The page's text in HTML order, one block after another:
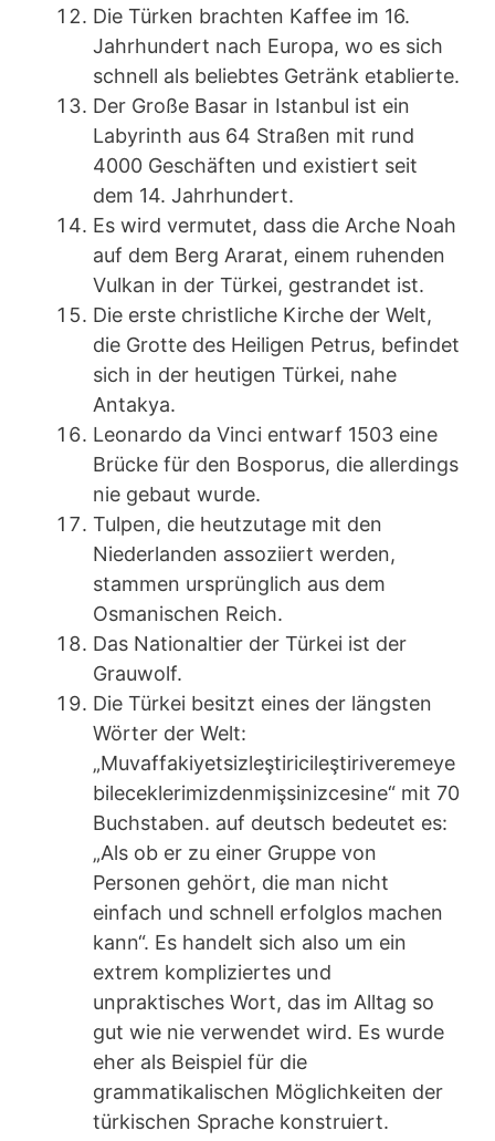
Die Türken brachten Kaffee im 16.
Jahrhundert nach Europa, wo es sich
schnell als beliebtes Getränk etablierte.
Der Große Basar in Istanbul ist ein
Labyrinth aus 64 Straßen mit rund
4000 Geschäften und existiert seit
dem 14. Jahrhundert.
Es wird vermutet, dass die Arche Noah
auf dem Berg Ararat, einem ruhenden
Vulkan in der Türkei, gestrandet ist.
Die erste christliche Kirche der Welt,
die Grotte des Heiligen Petrus, befindet
sich in der heutigen Türkei, nahe
Antakya.
Leonardo da Vinci entwarf 1503 eine
Brücke für den Bosporus, die allerdings
nie gebaut wurde.
Tulpen, die heutzutage mit den
Niederlanden assoziiert werden,
stammen ursprünglich aus dem
Osmanischen Reich.
Das Nationaltier der Türkei ist der
Grauwolf.
Die Türkei besitzt eines der längsten
Wörter der Welt:
„Muvaffakiyetsizleştiricileştiriveremeye
bileceklerimizdenmişsinizcesine“ mit 70
Buchstaben. auf deutsch bedeutet es:
„Als ob er zu einer Gruppe von
Personen gehört, die man nicht
einfach und schnell erfolglos machen
kann“. Es handelt sich also um ein
extrem kompliziertes und
unpraktisches Wort, das im Alltag so
gut wie nie verwendet wird. Es wurde
eher als Beispiel für die
grammatikalischen Möglichkeiten der
türkischen Sprache konstruiert.